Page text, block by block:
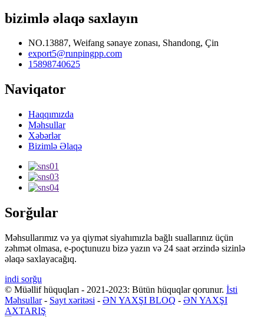
bizimlə əlaqə saxlayın
NO.13887, Weifang sənaye zonası, Shandong, Çin
export5@runpingpp.com
15898740625
Naviqator
Haqqımızda
Məhsullar
Xəbərlər
Bizimlə Əlaqə
Sorğular
Məhsullarımız və ya qiymət siyahımızla bağlı suallarınız üçün
zəhmət olmasa, e-poçtunuzu bizə yazın və 24 saat ərzində sizinlə
əlaqə saxlayacağıq.
indi sorğu
© Müəllif hüquqları - 2021-2023: Bütün hüquqlar qorunur. İsti
Məhsullar- Sayt xəritəsi - ƏN YAXŞI BLOQ - ƏN YAXŞI
AXTARIŞ